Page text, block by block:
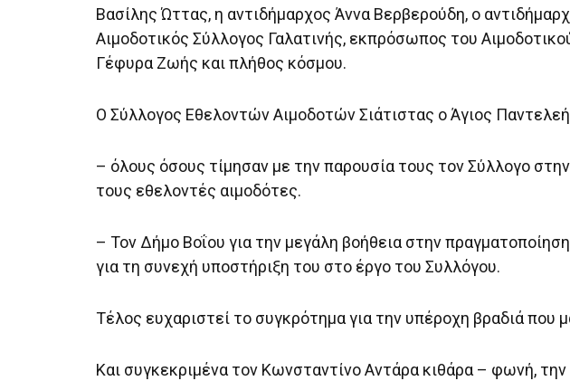
Βασίλης Ώττας, η αντιδήμαρχος Άννα Βερβερούδη, ο
Αιμοδοτικός Σύλλογος Γαλατινής, εκπρόσωπος του
Γέφυρα Ζωής και πλήθος κόσμου.
Ο Σύλλογος Εθελοντών Αιμοδοτών Σιάτιστας ο Άγιος
– όλους όσους τίμησαν με την παρουσία τους τον Σύλλογο στην
τους εθελοντές αιμοδότες.
– Τον Δήμο Βοΐου για την μεγάλη βοήθεια στην
για τη συνεχή υποστήριξη του στο έργο του Συλλόγου.
Τέλος ευχαριστεί το συγκρότημα για την υπέροχη βραδιά που
Και συγκεκριμένα τον Κωνσταντίνο Αντάρα κιθάρα – φωνή,